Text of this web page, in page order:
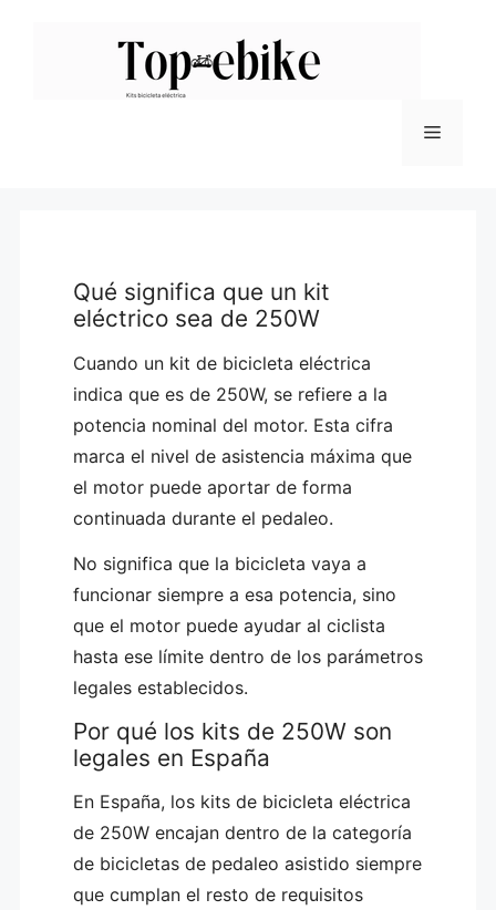
Menú
Qué significa que un kit
eléctrico sea de 250W
Cuando un kit de bicicleta eléctrica
indica que es de 250W, se refiere a la
potencia nominal del motor. Esta cifra
marca el nivel de asistencia máxima que
el motor puede aportar de forma
continuada durante el pedaleo.
No significa que la bicicleta vaya a
funcionar siempre a esa potencia, sino
que el motor puede ayudar al ciclista
hasta ese límite dentro de los parámetros
legales establecidos.
Por qué los kits de 250W son
legales en España
En España, los kits de bicicleta eléctrica
de 250W encajan dentro de la categoría
de bicicletas de pedaleo asistido siempre
que cumplan el resto de requisitos